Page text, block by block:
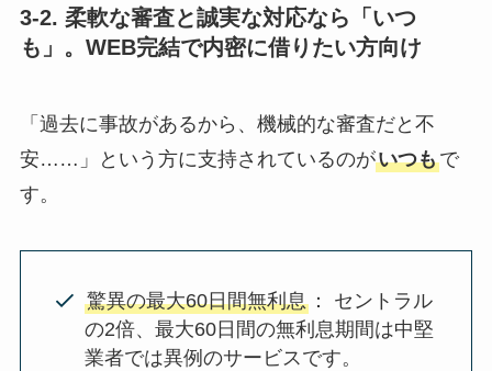
3-2. 柔軟な審査と誠実な対応なら「いつ
も」。WEB完結で内密に借りたい方向け
「過去に事故があるから、機械的な審査だと不
安……」という方に支持されているのがいつもで
す。
驚異の最大60日間無利息 ： セントラル
の2倍、最大60日間の無利息期間は中堅
業者では異例のサービスです。